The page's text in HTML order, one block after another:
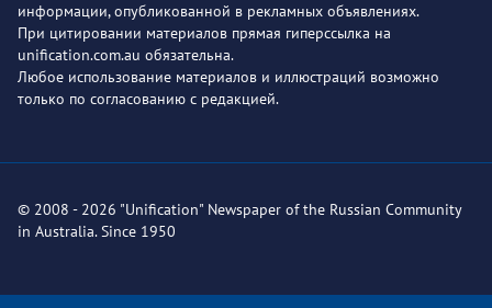
информации, опубликованной в рекламных объявлениях.
При цитировании материалов прямая гиперссылка на
unification.com.au обязательна.
Любое использование материалов и иллюстраций возможно
только по согласованию с редакцией.
© 2008 - 2026 "Unification" Newspaper of the Russian Community
in Australia. Since 1950